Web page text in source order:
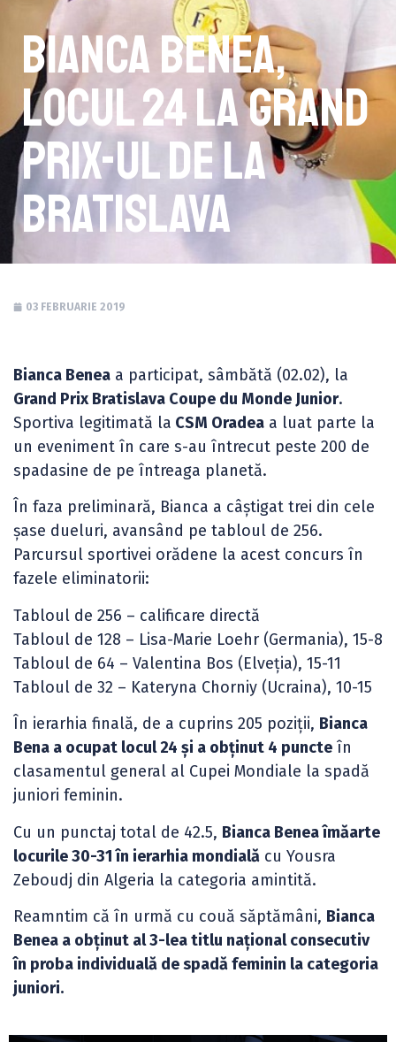
Bianca Benea,
locul 24 la Grand
Prix-ul de la
Bratislava
03 FEBRUARIE 2019
Bianca Benea a participat, sâmbătă (02.02), la
Grand Prix Bratislava Coupe du Monde Junior.
Sportiva legitimată la CSM Oradea a luat parte la
un eveniment în care s-au întrecut peste 200 de
spadasine de pe întreaga planetă.
În faza preliminară, Bianca a câștigat trei din cele
șase dueluri, avansând pe tabloul de 256.
Parcursul sportivei orădene la acest concurs în
fazele eliminatorii:
Tabloul de 256 – calificare directă
Tabloul de 128 – Lisa-Marie Loehr (Germania), 15-8
Tabloul de 64 – Valentina Bos (Elveția), 15-11
Tabloul de 32 – Kateryna Chorniy (Ucraina), 10-15
În ierarhia finală, de a cuprins 205 poziții, Bianca
Bena a ocupat locul 24 și a obținut 4 puncte în
clasamentul general al Cupei Mondiale la spadă
juniori feminin.
Cu un punctaj total de 42.5, Bianca Benea îmăarte
locurile 30-31 în ierarhia mondială cu Yousra
Zeboudj din Algeria la categoria amintită.
Reamntim că în urmă cu couă săptămâni, Bianca
Benea a obținut al 3-lea titlu național consecutiv
în proba individuală de spadă feminin la categoria
juniori.